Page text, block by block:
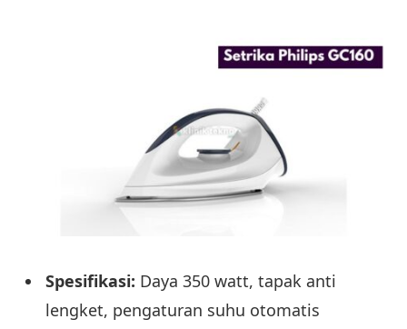
Spesifikasi: Daya 350 watt, tapak anti
lengket, pengaturan suhu otomatis